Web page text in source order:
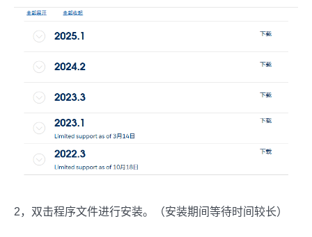
2，双击程序文件进行安装。（安装期间等待时间较长）